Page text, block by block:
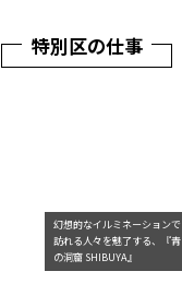
特別区の仕事
幻想的なイルミネーションで
訪れる人々を魅了する、『青
の洞窟 SHIBUYA』